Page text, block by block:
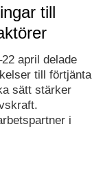
till
april delade
till förtjänta
sätt stärker
i